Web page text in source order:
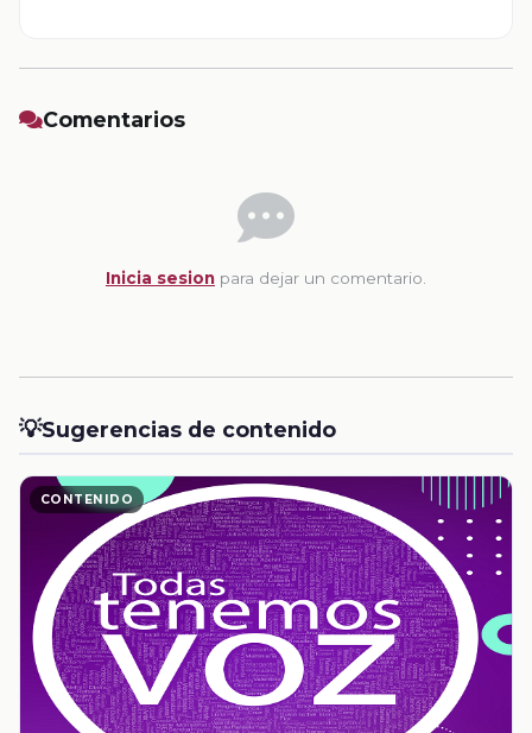
Comentarios
Inicia sesion para dejar un comentario.
💡Sugerencias de contenido
CONTENIDO